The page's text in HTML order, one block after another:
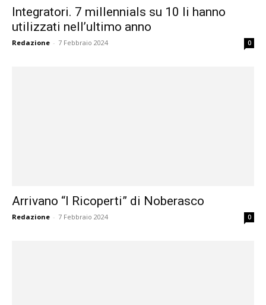
Integratori. 7 millennials su 10 li hanno
utilizzati nell’ultimo anno
Redazione - 7 Febbraio 2024 0
Arrivano “I Ricoperti” di Noberasco
Redazione - 7 Febbraio 2024 0